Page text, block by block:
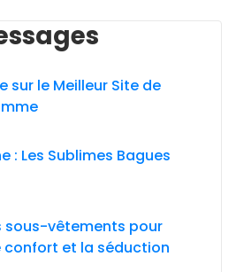
sur le Meilleur Site de
: Les Sublimes Bagues
sous-vêtements pour
confort et la séduction